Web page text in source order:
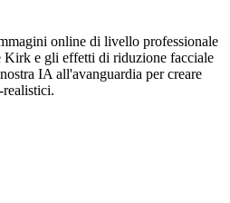
online di livello professionale
Kirk e gli effetti di riduzione facciale
IA all'avanguardia per creare